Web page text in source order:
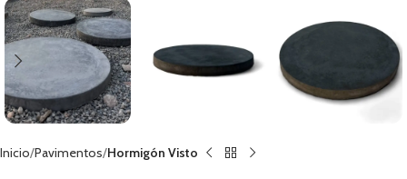
Inicio Pavimentos Hormigón Visto